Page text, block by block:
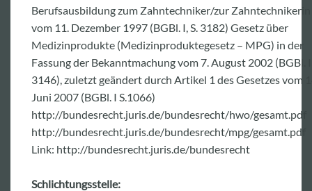
Berufsausbildung zum Zahntechniker/zur Zahntechnikerin
vom 11. Dezember 1997 (BGBl. I, S. 3182) Gesetz über
Medizinprodukte (Medizinproduktegesetz – MPG) in der
Fassung der Bekanntmachung vom 7. August 2002 (BGBl. I
3146), zuletzt geändert durch Artikel 1 des Gesetzes vom
Juni 2007 (BGBl. I S.1066)
http://bundesrecht.juris.de/bundesrecht/hwo/gesamt.pdf
http://bundesrecht.juris.de/bundesrecht/mpg/gesamt.pdf
Link: http://bundesrecht.juris.de/bundesrecht
Schlichtungsstelle: